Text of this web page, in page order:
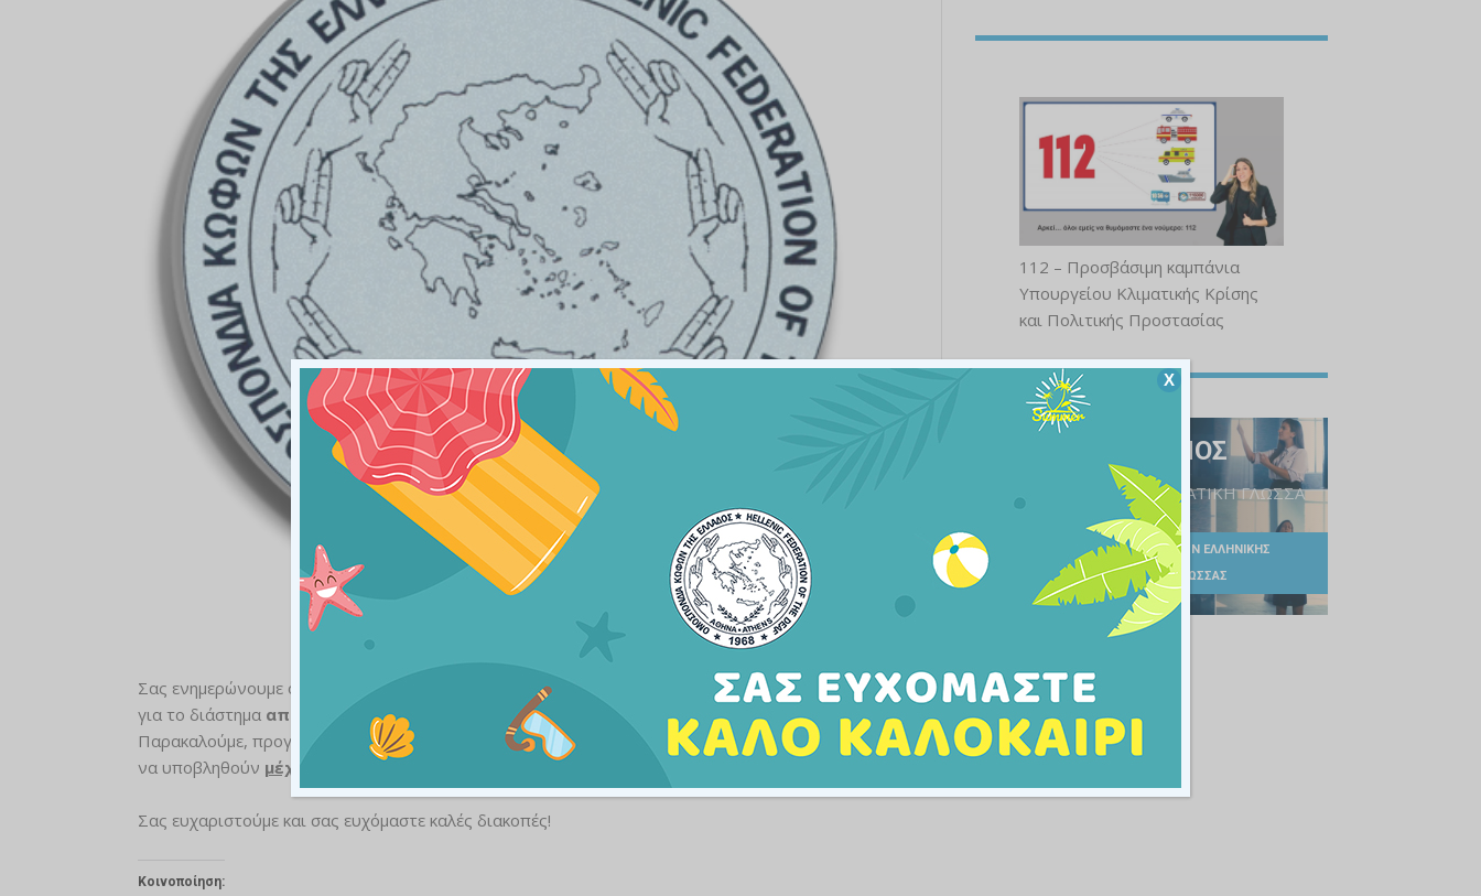
Σας ενημερώνουμε ότι το Πρόγραμμα Διερμηνείας στη Ν.Γ. της ΟΜ.Κ.Ε.
θα παραμείνει κλειστό
για τo διάστημα από Δευτέρα 06/08/2018 έως και Παρασκευή 17/08/2018.
Παρακαλούμε, προγραμματισμένα αιτήματα διερμηνείας που αφορούν τις παραπάνω ημερομηνίες
να υποβληθούν μέχρι και την Πέμπτη 02/08/2018.
Σας ευχαριστούμε και σας ευχόμαστε καλές διακοπές!
Κοινοποίηση:
112 – Προσβάσιμη καμπάνια
Υπουργείου Κλιματικής Κρίσης
και Πολιτικής Προστασίας
Ο ΕΘΝΙΚΟΣ ΥΜΝΟΣ
ΣΤΗΝ ΕΛΛΗΝΙΚΗ ΝΟΗΜΑΤΙΚΗ ΓΛΩΣΣΑ
ΣΥΛΛΟΓΟΣ ΔΙΔΑΣΚΟΝΤΩΝ ΕΛΛΗΝΙΚΗΣ
ΝΟΗΜΑΤΙΚΗΣ ΓΛΩΣΣΑΣ
Χ